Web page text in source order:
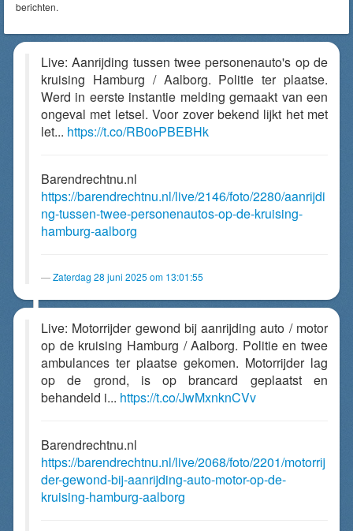
berichten.
Live: Aanrijding tussen twee personenauto's op de
kruising Hamburg / Aalborg. Politie ter plaatse.
Werd in eerste instantie melding gemaakt van een
ongeval met letsel. Voor zover bekend lijkt het met
let... https://t.co/RB0oPBEBHk
Barendrechtnu.nl
https://barendrechtnu.nl/live/2146/foto/2280/aanrijdi
ng-tussen-twee-personenautos-op-de-kruising-
hamburg-aalborg
Zaterdag 28 juni 2025 om 13:01:55
Live: Motorrijder gewond bij aanrijding auto / motor
op de kruising Hamburg / Aalborg. Politie en twee
ambulances ter plaatse gekomen. Motorrijder lag
op de grond, is op brancard geplaatst en
behandeld i... https://t.co/JwMxnknCVv
Barendrechtnu.nl
https://barendrechtnu.nl/live/2068/foto/2201/motorrij
der-gewond-bij-aanrijding-auto-motor-op-de-
kruising-hamburg-aalborg